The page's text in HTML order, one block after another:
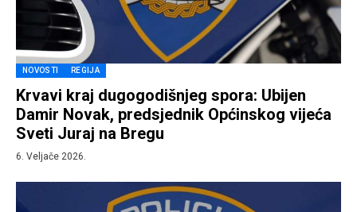
NOVOSTI REGIJA
Krvavi kraj dugogodišnjeg spora: Ubijen
Damir Novak, predsjednik Općinskog vijeća
Sveti Juraj na Bregu
6. Veljače 2026.